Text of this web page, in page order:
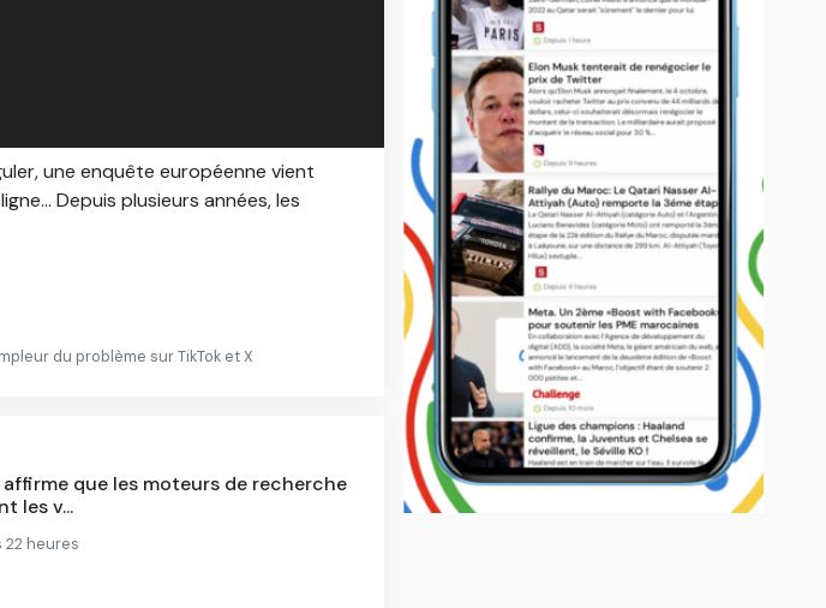
une enquête européenne vient
Depuis plusieurs années, les
du problème sur TikTok et X
que les moteurs de recherche
les v...
22 heures